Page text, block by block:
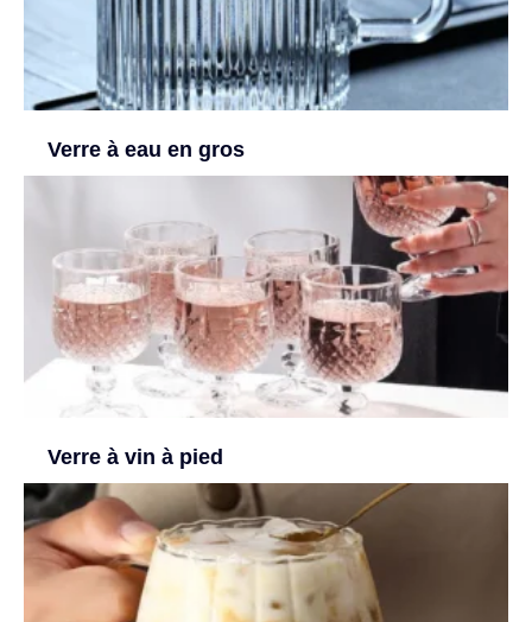
Verre à eau en gros
Verre à vin à pied